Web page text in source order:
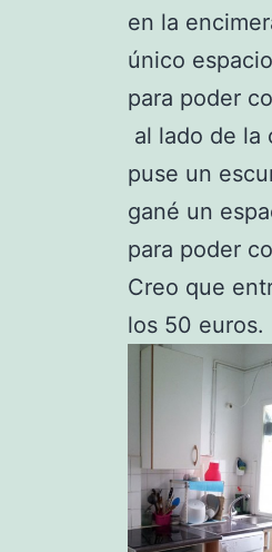
en la
único
para poder
al lado de la
puse un
gané un
para poder
Creo que
los 50 euros.